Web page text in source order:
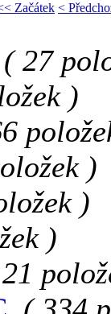
Začátek <
( 27
)
)
)
)